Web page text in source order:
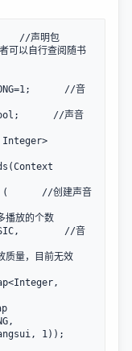
//声明包
可以自行查阅随书
//音
//声音
(      //创建声音
的个数
//音
，目前无效
1));